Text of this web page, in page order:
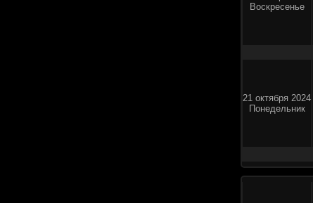
Воскресенье
21 октября 2024
Понедельник